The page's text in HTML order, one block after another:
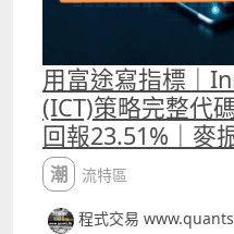
用富途寫指標｜
(ICT)策略完整代
回報23.51%｜麥
潮流特區
程式交易